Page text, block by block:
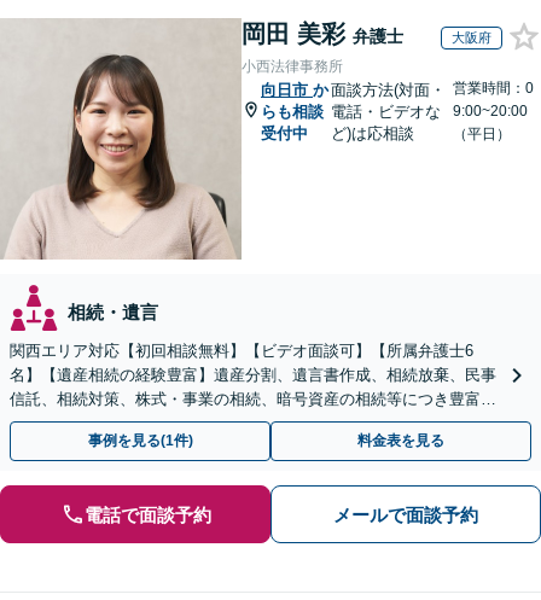
岡田 美彩 弁護士 大阪府
小西法律事務所
向日市 か
らも相談
受付中
面談方法(対面・
電話・ビデオな
ど)は応相談
営業時間：0
9:00~20:00
（平日）
相続・遺言
関西エリア対応【初回相談無料】【ビデオ面談可】【所属弁護士6
名】【遺産相続の経験豊富】遺産分割、遺言書作成、相続放棄、民事
信託、相続対策、株式・事業の相続、暗号資産の相続等につき豊富な
対応実績。【バリアフリー】【完全個室対応】
事例を見る(1件) 料金表を見る
電話で面談予約 メールで面談予約